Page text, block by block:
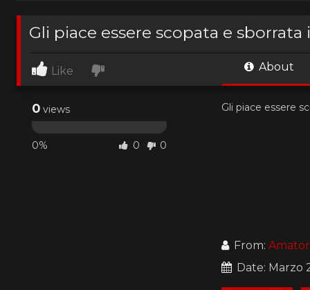
Gli piace essere scopata e sborrata
Like About
0 views
0% 0 0
Gli piace essere
From:
Date: Marzo